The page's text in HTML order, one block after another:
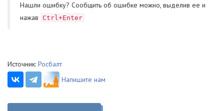
Нашли ошибку? Cообщить об ошибке можно, выделив ее и
нажав
Ctrl+Enter
Источник: Росбалт
Напишите нам